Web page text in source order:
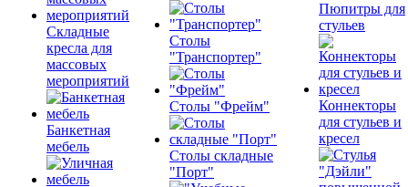
Складные
кресла для
массовых
мероприятий
Банкетная
мебель
Столы
"Транспортер"
Столы "Фрейм"
Столы складные
"Порт"
Пюпитры для
стульев
Коннекторы
для стульев и
кресел